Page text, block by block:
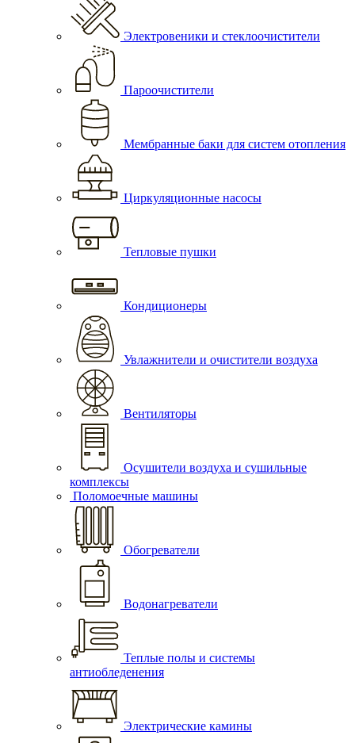
Электровеники и стеклоочистители
Пароочистители
Мембранные баки для систем отопления
Циркуляционные насосы
Тепловые пушки
Кондиционеры
Увлажнители и очистители воздуха
Вентиляторы
Осушители воздуха и сушильные
комплексы
Поломоечные машины
Обогреватели
Водонагреватели
Теплые полы и системы
антиобледенения
Электрические камины